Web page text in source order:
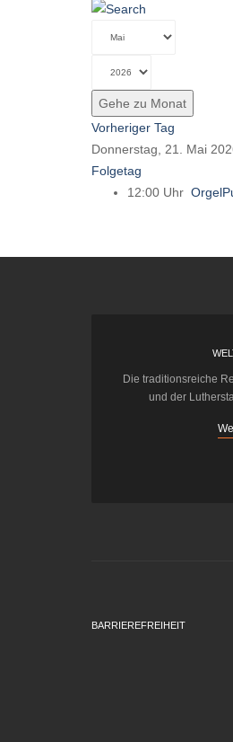
Gehe zu Monat
Vorheriger Tag
Donnerstag, 21. Mai
Folgetag
12:00 Uhr
Die traditionsreiche
und der
BARRIEREFREIHEIT